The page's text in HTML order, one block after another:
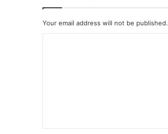
Your email address will not be published.